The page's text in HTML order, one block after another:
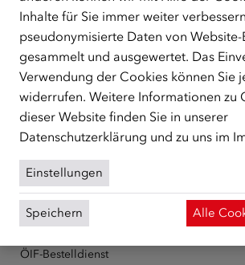
Schutzberechtigte, Vertriebene sowie
zentrale Anlaufstelle bei der Integration in
unterstützt.mehr
FacebookYouTubeInstagramLinkedIn
Über den ÖIF
Organigramm
Presse
Informationen erhalten
ÖIF-Bestelldienst
Inhalte für Sie immer weiter
pseudonymisierte Daten von Website-
gesammelt und ausgewertet. Das
Verwendung der Cookies können Sie
widerrufen. Weitere Informationen zu
dieser Website finden Sie in unserer
Datenschutzerklärung und zu uns im
Einstellungen
Speichern Alle